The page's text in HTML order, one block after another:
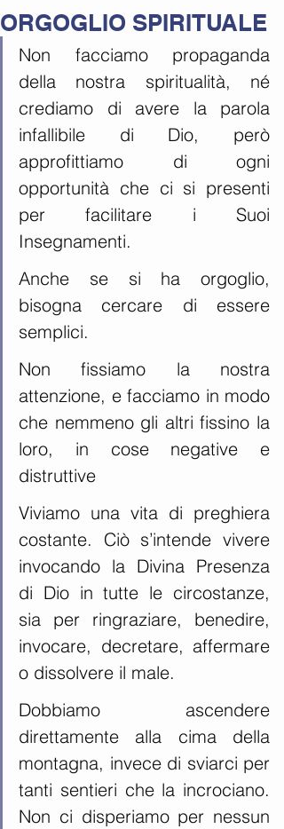
ORGOGLIO SPIRITUALE
Non facciamo propaganda
della nostra spiritualità, né
crediamo di avere la parola
infallibile di Dio, però
approfittiamo di ogni
opportunità che ci si presenti
per facilitare i Suoi
Insegnamenti.
Anche se si ha orgoglio,
bisogna cercare di essere
semplici.
Non fissiamo la nostra
attenzione, e facciamo in modo
che nemmeno gli altri fissino la
loro, in cose negative e
distruttive
Viviamo una vita di preghiera
costante. Ciò s’intende vivere
invocando la Divina Presenza
di Dio in tutte le circostanze,
sia per ringraziare, benedire,
invocare, decretare, affermare
o dissolvere il male.
Dobbiamo ascendere
direttamente alla cima della
montagna, invece di sviarci per
tanti sentieri che la incrociano.
Non ci disperiamo per nessun